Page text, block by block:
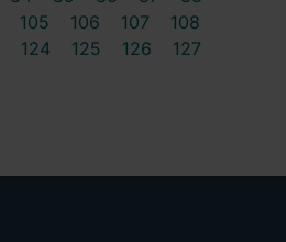
105 106 107
108
124 125 126
127